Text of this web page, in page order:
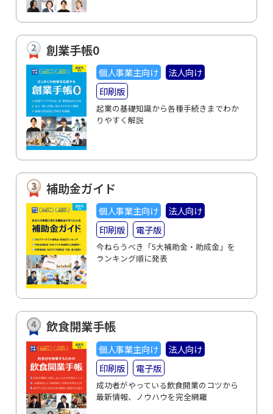
創業手帳0
個人事業主向け
法人向け
印刷版
起業の基礎知識から各種手続きまでわか
りやすく解説
補助金ガイド
個人事業主向け
法人向け
印刷版
電子版
今ねらうべき「5大補助金・助成金」を
ランキング順に発表
飲食開業手帳
個人事業主向け
法人向け
印刷版
電子版
成功者がやっている飲食開業のコツから
最新情報、ノウハウを完全網羅